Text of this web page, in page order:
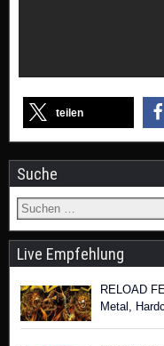
teilen
Suche
Live Empfehlung
RELOAD
Metal,